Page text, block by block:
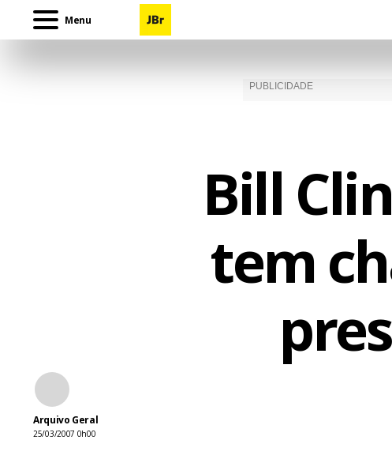
Menu
Bill
tem
Arquivo Geral
25/03/2007 0h00